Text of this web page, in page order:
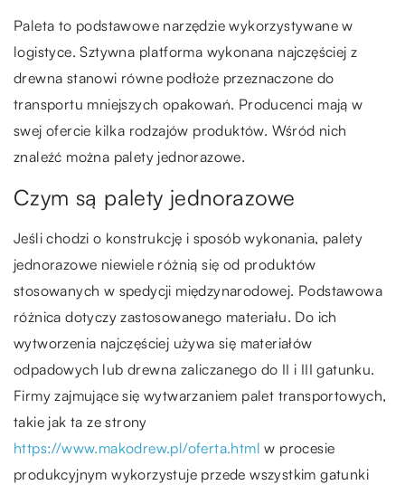
Paleta to podstawowe narzędzie wykorzystywane w
logistyce. Sztywna platforma wykonana najczęściej z
drewna stanowi równe podłoże przeznaczone do
transportu mniejszych opakowań. Producenci mają w
swej ofercie kilka rodzajów produktów. Wśród nich
znaleźć można palety jednorazowe.
Czym są palety jednorazowe
Jeśli chodzi o konstrukcję i sposób wykonania, palety
jednorazowe niewiele różnią się od produktów
stosowanych w spedycji międzynarodowej. Podstawowa
różnica dotyczy zastosowanego materiału. Do ich
wytworzenia najczęściej używa się materiałów
odpadowych lub drewna zaliczanego do II i III gatunku.
Firmy zajmujące się wytwarzaniem palet transportowych,
takie jak ta ze strony
https://www.makodrew.pl/oferta.html w procesie
produkcyjnym wykorzystuje przede wszystkim gatunki